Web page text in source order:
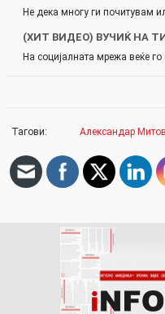
Не дека многу ги почитувам
(ХИТ ВИДЕО) ВУЧИЌ НА
На социјалната мрежа веќе
Тагови: Александар